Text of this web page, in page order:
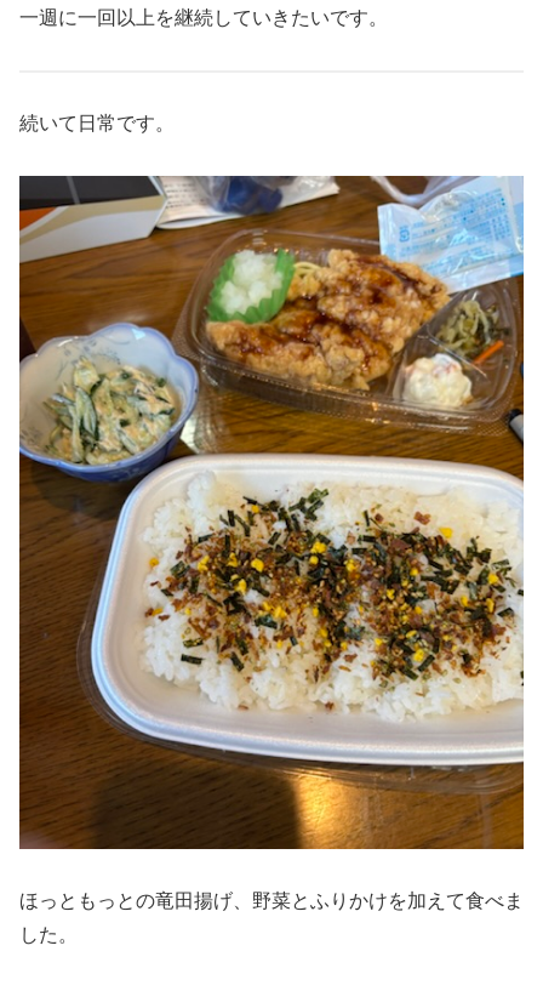
一週に一回以上を継続していきたいです。
続いて日常です。
ほっともっとの竜田揚げ、野菜とふりかけを加えて食べま
した。